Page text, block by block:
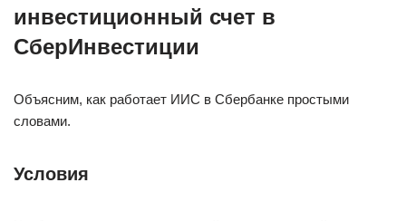
инвестиционный счет в
СберИнвестиции
Объясним, как работает ИИС в Сбербанке простыми
словами.
Условия